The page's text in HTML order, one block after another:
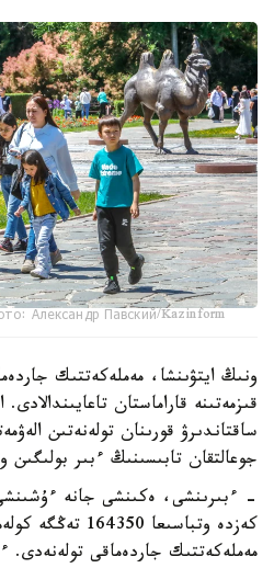
Александр Павский/Kazinform
ونىڭ ايتۋىنشا، مەملەكەتتىك
قىزمەتىنە قاراماستان
ساقتاندىرۋ قورىنان تولەنەتىن
جوعالتقان تابىسىنىڭ ءبىر بولىگىن
- ءبىرىنشى، ەكىنشى جانە
كەزدە وتباسىعا
مەملەكەتتىك جاردەماقى تولەنەدى.